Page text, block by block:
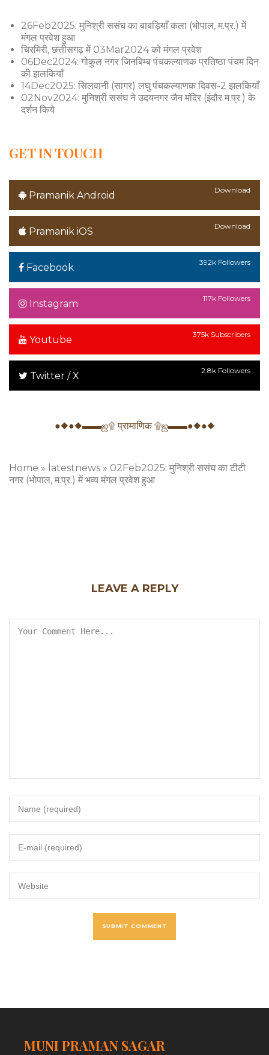
26Feb2025: मुनिश्री ससंघ का बाबड़ियाँ कला (भोपाल, म.प्र.) में
मंगल प्रवेश हुआ
चिरमिरी, छत्तीसगढ़ में 03Mar2024 को मंगल प्रवेश
06Dec2024: गोकुल नगर जिनबिम्ब पंचकल्याणक प्रतिष्ठा पंचम दिन
की झलकियाँ
14Dec2025: सिलवानी (सागर) लघु पंचकल्याणक दिवस-2 झलकियाँ
02Nov2024: मुनिश्री ससंघ ने उदयनगर जैन मंदिर (इंदौर म.प्र.) के
दर्शन किये
GET IN TOUCH
Pramanik Android Download
Pramanik iOS Download
Facebook 392k Followers
Instagram 117k Followers
Youtube 375k Subscribers
Twitter / X 2.8k Followers
●◆●◆▬▬ஜ۩ प्रामाणिक ۩ஜ▬▬●◆●◆
Home » latestnews » 02Feb2025: मुनिश्री ससंघ का टीटी
नगर (भोपाल, म.प्र.) में भव्य मंगल प्रवेश हुआ
LEAVE A REPLY
MUNI PRAMAN SAGAR